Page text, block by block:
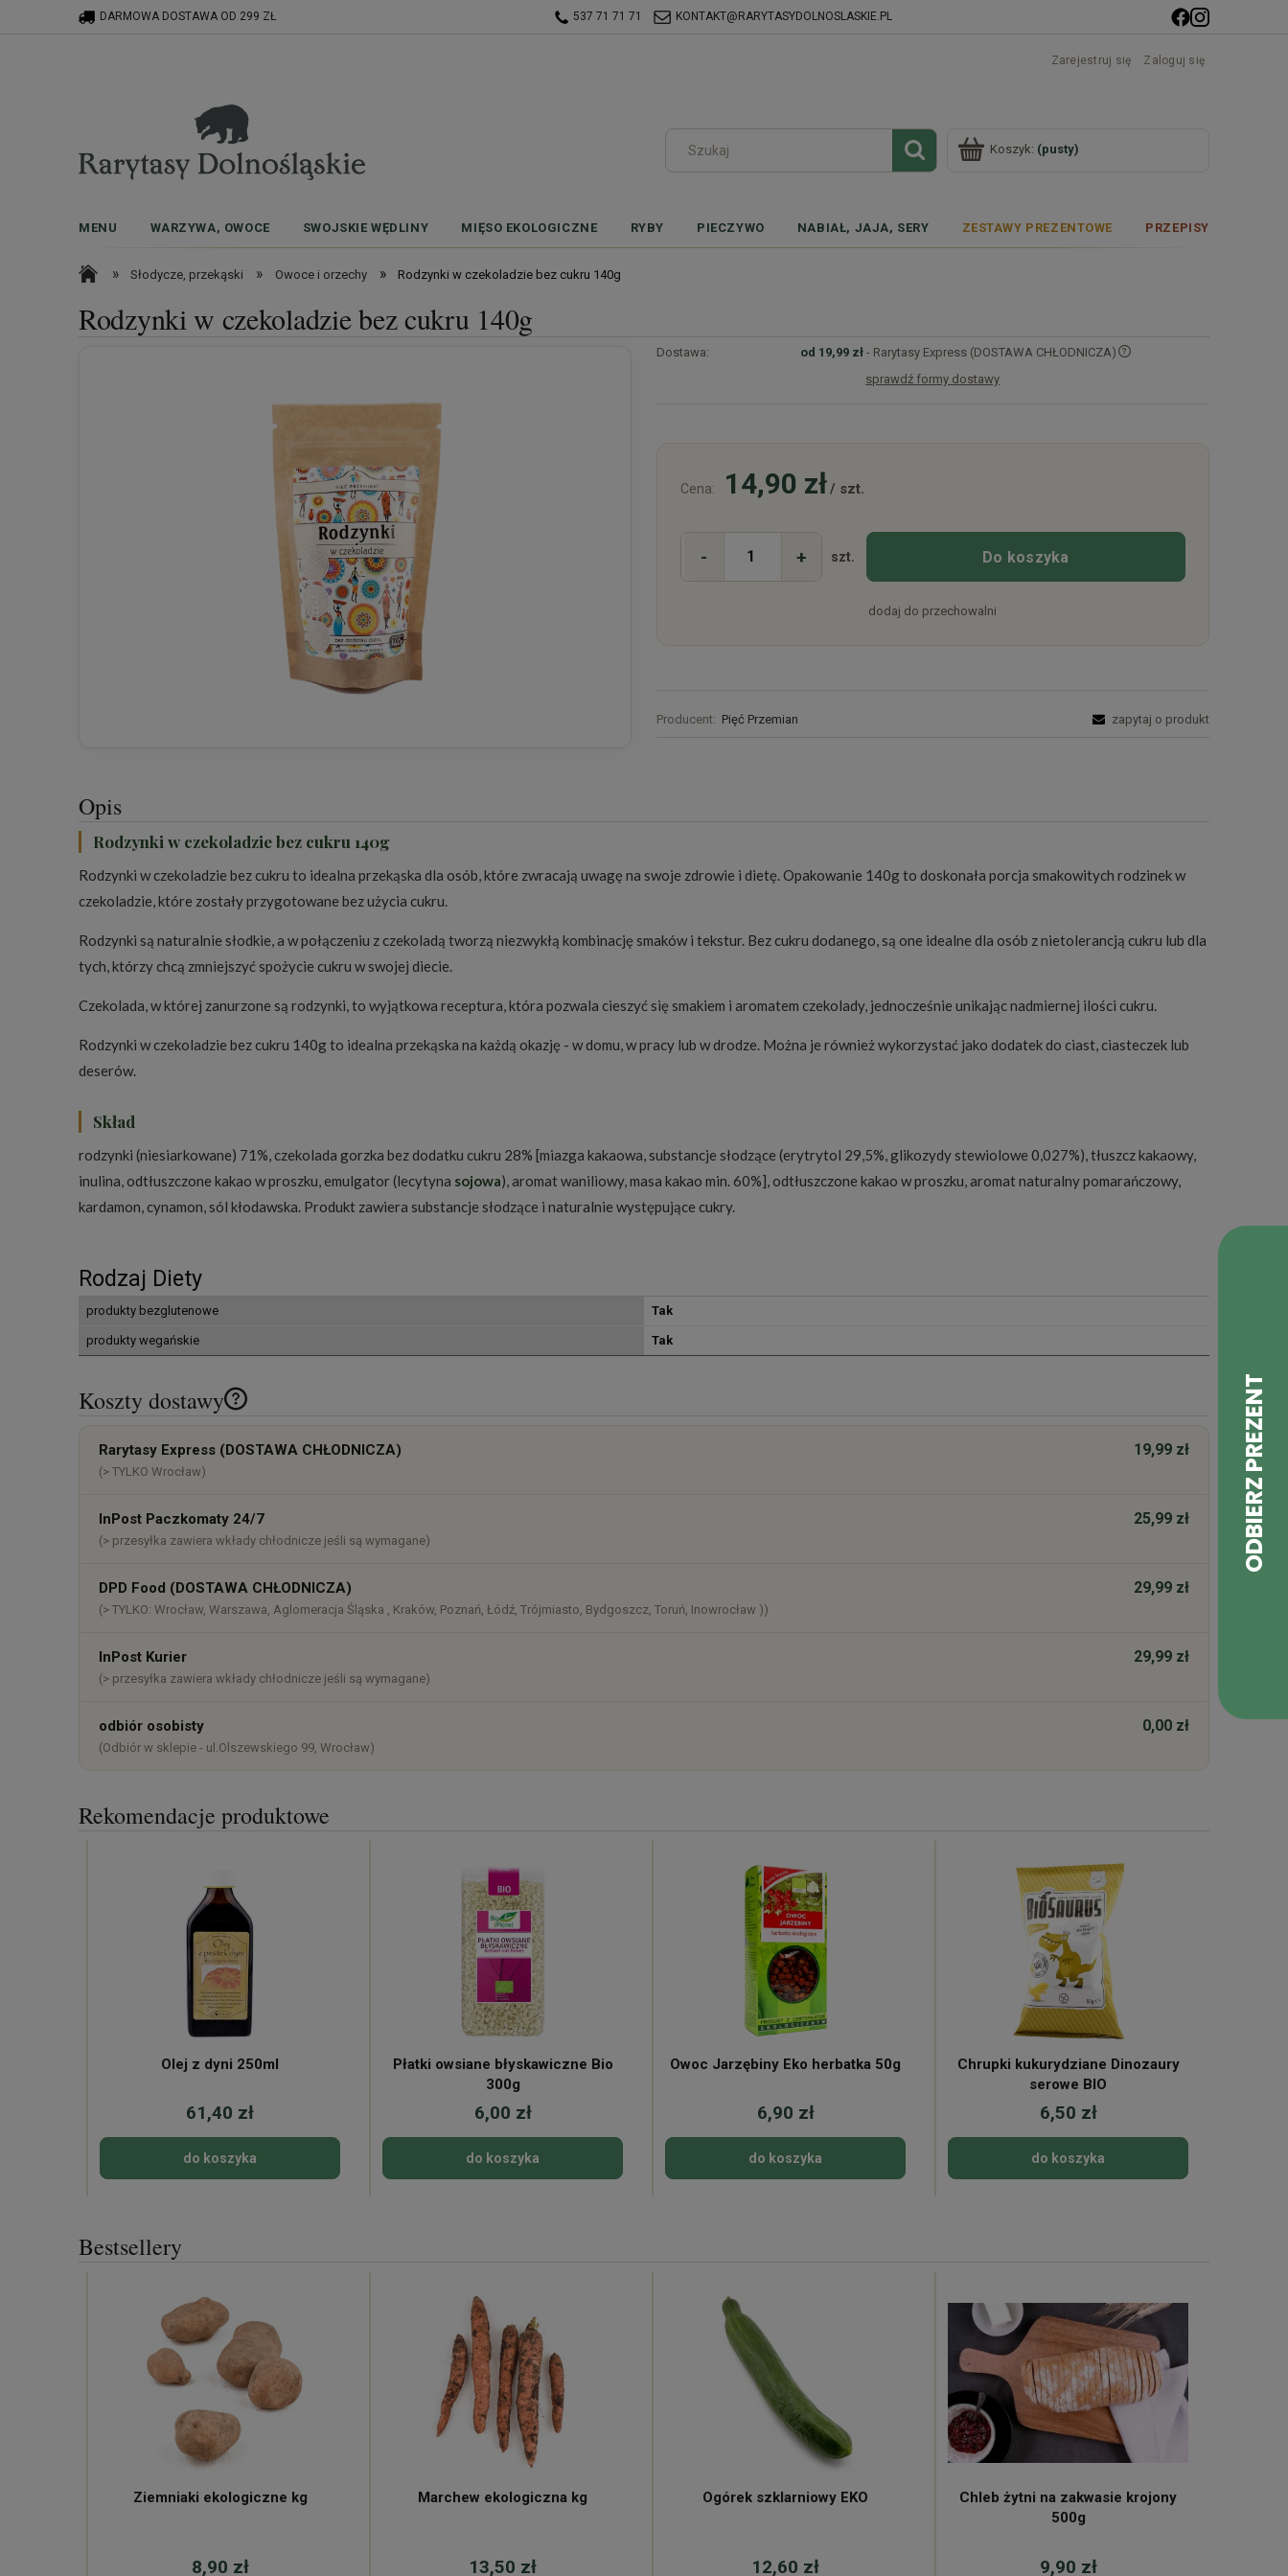
DARMOWA DOSTAWA OD 299 ZŁ 537 71 71 71 KONTAKT@RARYTASYDOLNOSLASKIE.PL
Zarejestruj się Zaloguj się
Koszyk: (pusty)
MENU WARZYWA, OWOCE SWOJSKIE WĘDLINY MIĘSO EKOLOGICZNE RYBY PIECZYWO NABIAŁ, JAJA, SERY ZESTAWY PREZENTOWE PRZEPISY
» Słodycze, przekąski » Owoce i orzechy » Rodzynki w czekoladzie bez cukru 140g
Rodzynki w czekoladzie bez cukru 140g
Dostawa: od 19,99 zł - Rarytasy Express (DOSTAWA CHŁODNICZA)
sprawdź formy dostawy
Cena: 14,90 zł/ szt.
- + szt. Do koszyka
dodaj do przechowalni
Producent: Pięć Przemian zapytaj o produkt
Opis
Rodzynki w czekoladzie bez cukru 140g
Rodzynki w czekoladzie bez cukru to idealna przekąska dla osób, które zwracają uwagę na swoje zdrowie i dietę. Opakowanie 140g to doskonała porcja smakowitych rodzinek w
czekoladzie, które zostały przygotowane bez użycia cukru.
Rodzynki są naturalnie słodkie, a w połączeniu z czekoladą tworzą niezwykłą kombinację smaków i tekstur. Bez cukru dodanego, są one idealne dla osób z nietolerancją cukru lub dla
tych, którzy chcą zmniejszyć spożycie cukru w swojej diecie.
Czekolada, w której zanurzone są rodzynki, to wyjątkowa receptura, która pozwala cieszyć się smakiem i aromatem czekolady, jednocześnie unikając nadmiernej ilości cukru.
Rodzynki w czekoladzie bez cukru 140g to idealna przekąska na każdą okazję - w domu, w pracy lub w drodze. Można je również wykorzystać jako dodatek do ciast, ciasteczek lub
deserów.
Skład
rodzynki (niesiarkowane) 71%, czekolada gorzka bez dodatku cukru 28% [miazga kakaowa, substancje słodzące (erytrytol 29,5%, glikozydy stewiolowe 0,027%), tłuszcz kakaowy,
inulina, odtłuszczone kakao w proszku, emulgator (lecytyna sojowa), aromat waniliowy, masa kakao min. 60%], odtłuszczone kakao w proszku, aromat naturalny pomarańczowy,
kardamon, cynamon, sól kłodawska. Produkt zawiera substancje słodzące i naturalnie występujące cukry.
Rodzaj Diety
produkty bezglutenowe Tak
produkty wegańskie Tak
Koszty dostawy
Cena nie zawiera ewentualnych kosztów
Rarytasy Express (DOSTAWA CHŁODNICZA)
(> TYLKO Wrocław)
19,99 zł
InPost Paczkomaty 24/7
(> przesyłka zawiera wkłady chłodnicze jeśli są wymagane)
25,99 zł
DPD Food (DOSTAWA CHŁODNICZA)
(> TYLKO: Wrocław, Warszawa, Aglomeracja Śląska , Kraków, Poznań, Łódź, Trójmiasto, Bydgoszcz, Toruń, Inowrocław ))
29,99 zł
InPost Kurier
(> przesyłka zawiera wkłady chłodnicze jeśli są wymagane)
29,99 zł
odbiór osobisty
(Odbiór w sklepie - ul.Olszewskiego 99, Wrocław)
0,00 zł
Rekomendacje produktowe
Olej z dyni 250ml
61,40 zł
do koszyka
Płatki owsiane błyskawiczne Bio
300g
6,00 zł
do koszyka
Owoc Jarzębiny Eko herbatka 50g
6,90 zł
do koszyka
Chrupki kukurydziane Dinozaury
serowe BIO
6,50 zł
do koszyka
Bestsellery
Ziemniaki ekologiczne kg
8,90 zł
Marchew ekologiczna kg
13,50 zł
Ogórek szklarniowy EKO
12,60 zł
Chleb żytni na zakwasie krojony
500g
9,90 zł